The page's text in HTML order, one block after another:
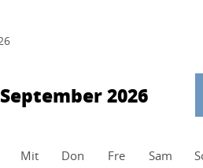
September 2026
Mit Don Fre Sam